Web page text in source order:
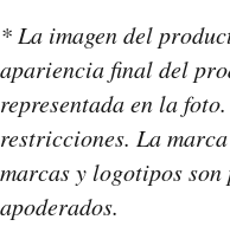
* La imagen del
apariencia final del
representada en la
restricciones. La
marcas y logotipos
apoderados.